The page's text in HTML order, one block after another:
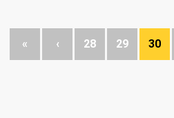
« ‹ 28 29 30